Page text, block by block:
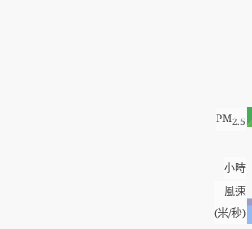
PM2.5
小時
風速
(米/秒)